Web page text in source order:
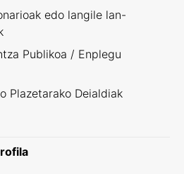
edo langile lan-
Publikoa / Enplegu
Plazetarako Deialdiak